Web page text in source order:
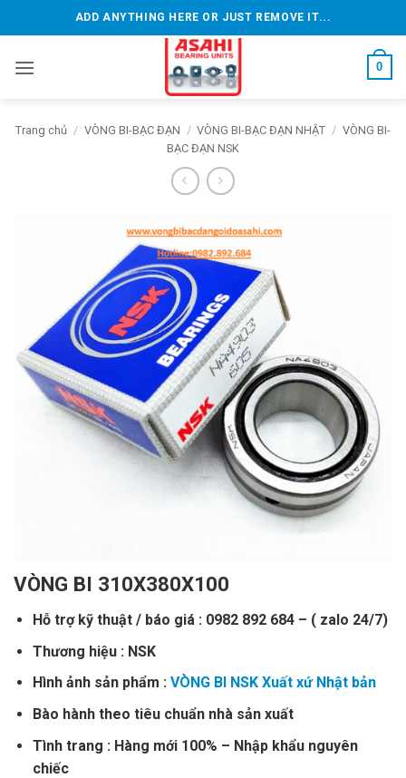
qua
dung
ADD ANYTHING HERE OR JUST REMOVE IT...
0
Trang chủ / VÒNG BI-BẠC ĐẠN / VÒNG BI-BẠC ĐẠN NHẬT / VÒNG BI-
BẠC ĐẠN NSK
VÒNG BI 310X380X100
Hỗ trợ kỹ thuật / báo giá : 0982 892 684 – ( zalo 24/7)
Thương hiệu : NSK
Hình ảnh sản phẩm : VÒNG BI NSK Xuất xứ Nhật bản
Bào hành theo tiêu chuẩn nhà sản xuất
Tình trang : Hàng mới 100% – Nhập khẩu nguyên
chiếc